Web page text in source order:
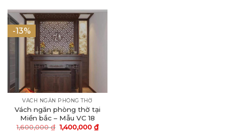
1,400,000 ₫.
-13%
VÁCH NGĂN PHÒNG THỜ
Vách ngăn phòng thờ tại
Miền bắc – Mẫu VC 18
1,600,000₫ Giá
gốc
1,400,000 ₫Giá
hiện